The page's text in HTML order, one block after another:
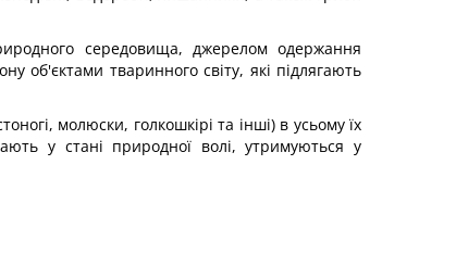
середовища, джерелом одержання
об'єктами тваринного світу, які підлягають
молюски, голкошкірі та інші) в усьому їх
у стані природної волі, утримуються у